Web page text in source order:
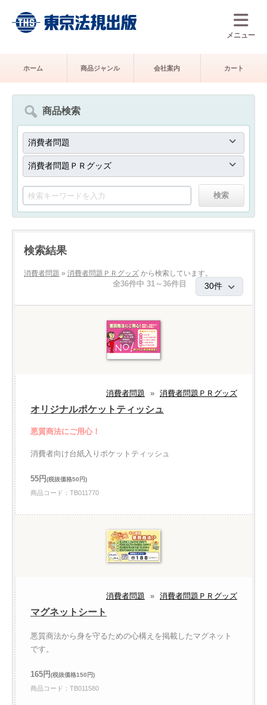
メニュー
ホーム 商品ジャンル 会社案内 カート
商品検索
検索結果
消費者問題 » 消費者問題ＰＲグッズ から検索しています。
全36件中 31～36件目
消費者問題 » 消費者問題ＰＲグッズ
オリジナルポケットティッシュ
悪質商法にご用心！
消費者向け台紙入りポケットティッシュ
55円(税抜価格50円)
商品コード：TB011770
消費者問題 » 消費者問題ＰＲグッズ
マグネットシート
悪質商法から身を守るための心構えを掲載したマグネット
です。
165円(税抜価格150円)
商品コード：TB011580